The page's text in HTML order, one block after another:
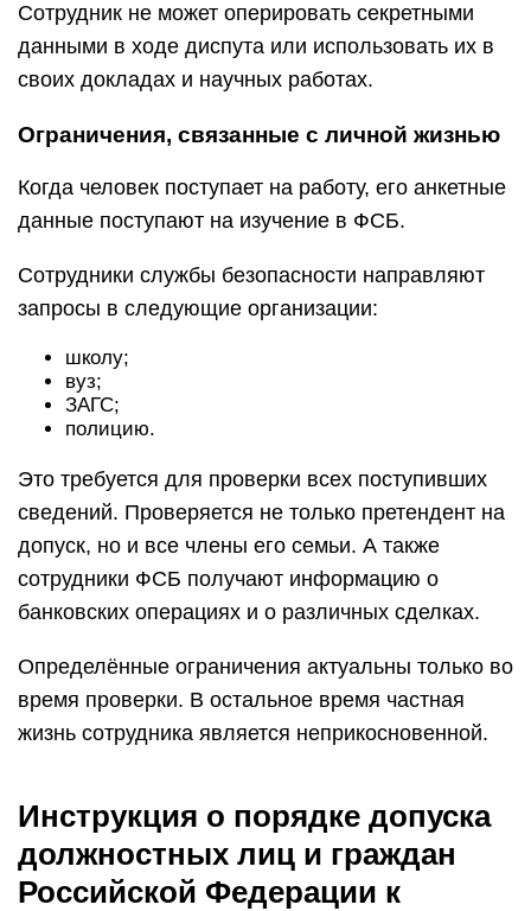
Сотрудник не может оперировать секретными
данными в ходе диспута или использовать их в
своих докладах и научных работах.
Ограничения, связанные с личной жизнью
Когда человек поступает на работу, его анкетные
данные поступают на изучение в ФСБ.
Сотрудники службы безопасности направляют
запросы в следующие организации:
школу;
вуз;
ЗАГС;
полицию.
Это требуется для проверки всех поступивших
сведений. Проверяется не только претендент на
допуск, но и все члены его семьи. А также
сотрудники ФСБ получают информацию о
банковских операциях и о различных сделках.
Определённые ограничения актуальны только во
время проверки. В остальное время частная
жизнь сотрудника является неприкосновенной.
Инструкция о порядке допуска
должностных лиц и граждан
Российской Федерации к